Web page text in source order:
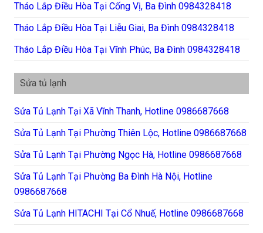
Tháo Lắp Điều Hòa Tại Cống Vị, Ba Đình 0984328418
Tháo Lắp Điều Hòa Tại Liễu Giai, Ba Đình 0984328418
Tháo Lắp Điều Hòa Tại Vĩnh Phúc, Ba Đình 0984328418
Sửa tủ lạnh
Sửa Tủ Lạnh Tại Xã Vĩnh Thanh, Hotline 0986687668
Sửa Tủ Lạnh Tại Phường Thiên Lộc, Hotline 0986687668
Sửa Tủ Lạnh Tại Phường Ngọc Hà, Hotline 0986687668
Sửa Tủ Lạnh Tại Phường Ba Đình Hà Nội, Hotline
0986687668
Sửa Tủ Lạnh HITACHI Tại Cổ Nhuế, Hotline 0986687668